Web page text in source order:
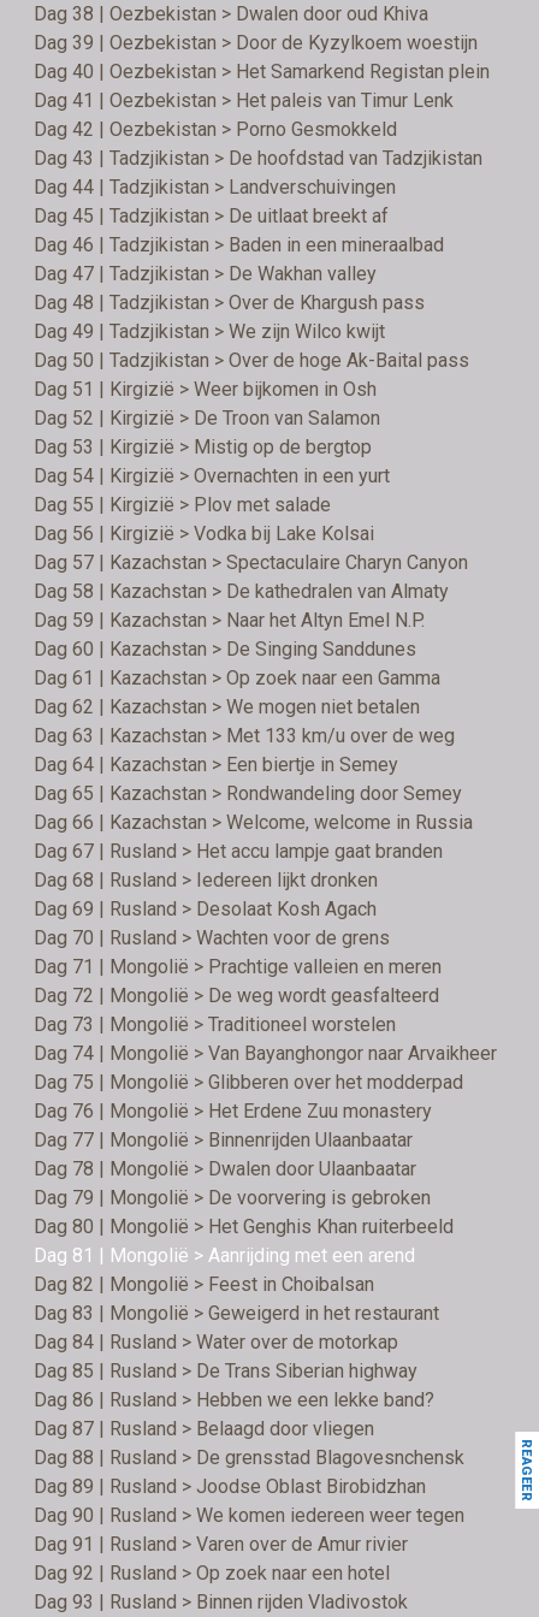
Dag 38 | Oezbekistan > Dwalen door oud Khiva
Dag 39 | Oezbekistan > Door de Kyzylkoem woestijn
Dag 40 | Oezbekistan > Het Samarkend Registan plein
Dag 41 | Oezbekistan > Het paleis van Timur Lenk
Dag 42 | Oezbekistan > Porno Gesmokkeld
Dag 43 | Tadzjikistan > De hoofdstad van Tadzjikistan
Dag 44 | Tadzjikistan > Landverschuivingen
Dag 45 | Tadzjikistan > De uitlaat breekt af
Dag 46 | Tadzjikistan > Baden in een mineraalbad
Dag 47 | Tadzjikistan > De Wakhan valley
Dag 48 | Tadzjikistan > Over de Khargush pass
Dag 49 | Tadzjikistan > We zijn Wilco kwijt
Dag 50 | Tadzjikistan > Over de hoge Ak-Baital pass
Dag 51 | Kirgizië > Weer bijkomen in Osh
Dag 52 | Kirgizië > De Troon van Salamon
Dag 53 | Kirgizië > Mistig op de bergtop
Dag 54 | Kirgizië > Overnachten in een yurt
Dag 55 | Kirgizië > Plov met salade
Dag 56 | Kirgizië > Vodka bij Lake Kolsai
Dag 57 | Kazachstan > Spectaculaire Charyn Canyon
Dag 58 | Kazachstan > De kathedralen van Almaty
Dag 59 | Kazachstan > Naar het Altyn Emel N.P.
Dag 60 | Kazachstan > De Singing Sanddunes
Dag 61 | Kazachstan > Op zoek naar een Gamma
Dag 62 | Kazachstan > We mogen niet betalen
Dag 63 | Kazachstan > Met 133 km/u over de weg
Dag 64 | Kazachstan > Een biertje in Semey
Dag 65 | Kazachstan > Rondwandeling door Semey
Dag 66 | Kazachstan > Welcome, welcome in Russia
Dag 67 | Rusland > Het accu lampje gaat branden
Dag 68 | Rusland > Iedereen lijkt dronken
Dag 69 | Rusland > Desolaat Kosh Agach
Dag 70 | Rusland > Wachten voor de grens
Dag 71 | Mongolië > Prachtige valleien en meren
Dag 72 | Mongolië > De weg wordt geasfalteerd
Dag 73 | Mongolië > Traditioneel worstelen
Dag 74 | Mongolië > Van Bayanghongor naar Arvaikheer
Dag 75 | Mongolië > Glibberen over het modderpad
Dag 76 | Mongolië > Het Erdene Zuu monastery
Dag 77 | Mongolië > Binnenrijden Ulaanbaatar
Dag 78 | Mongolië > Dwalen door Ulaanbaatar
Dag 79 | Mongolië > De voorvering is gebroken
Dag 80 | Mongolië > Het Genghis Khan ruiterbeeld
Dag 81 | Mongolië > Aanrijding met een arend
Dag 82 | Mongolië > Feest in Choibalsan
Dag 83 | Mongolië > Geweigerd in het restaurant
Dag 84 | Rusland > Water over de motorkap
Dag 85 | Rusland > De Trans Siberian highway
Dag 86 | Rusland > Hebben we een lekke band?
Dag 87 | Rusland > Belaagd door vliegen
Dag 88 | Rusland > De grensstad Blagovesnchensk
Dag 89 | Rusland > Joodse Oblast Birobidzhan
Dag 90 | Rusland > We komen iedereen weer tegen
Dag 91 | Rusland > Varen over de Amur rivier
Dag 92 | Rusland > Op zoek naar een hotel
Dag 93 | Rusland > Binnen rijden Vladivostok
REAGEER